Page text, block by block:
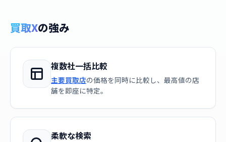
買取Xの強み
複数社一括比較
主要買取店の価格を同時に比較し、最高値の店
舗を即座に特定。
柔軟な検索